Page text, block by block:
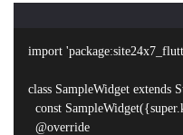
import
class SampleWidget extends
const
  @override